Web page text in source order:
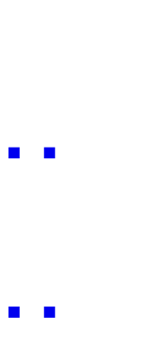
业
力资源主管